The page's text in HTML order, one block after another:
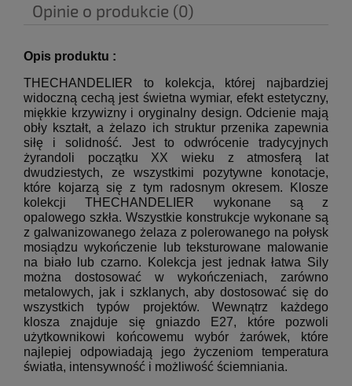
Opinie o produkcie (0)
Opis produktu :
THECHANDELIER to kolekcja, której najbardziej
widoczną cechą jest świetna wymiar, efekt estetyczny,
miękkie krzywizny i oryginalny design.Odcienie mają
obły kształt, a żelazo ich struktur przenika zapewnia
siłę i solidność.
Jest to odwrócenie tradycyjnych
żyrandoli początku XX wieku z atmosferą lat
dwudziestych, ze wszystkimi pozytywne konotacje,
które kojarzą się z tym radosnym okresem. Klosze
kolekcji THECHANDELIER wykonane są z
opalowego szkła. Wszystkie konstrukcje wykonane są
z galwanizowanego żelaza z polerowanego na połysk
mosiądzu wykończenie lub teksturowane malowanie
na biało lub czarno. Kolekcja jest jednak łatwa Sily
można dostosować w wykończeniach, zarówno
metalowych, jak i szklanych, aby dostosować się do
wszystkich typów projektów. Wewnątrz każdego
klosza znajduje się gniazdo E27, które pozwoli
użytkownikowi końcowemu wybór żarówek, które
najlepiej odpowiadają jego życzeniom temperatura
światła, intensywność i możliwość ściemniania.